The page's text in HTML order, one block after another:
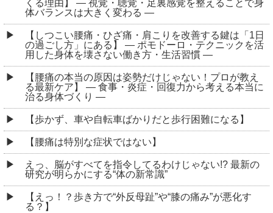
くる理由】 ― 視覚・聴覚・足裏感覚を整えることで身
体バランスは大きく変わる ―
【しつこい腰痛・ひざ痛・肩こりを改善する鍵は「1日
の過ごし方」にある】 ― ポモドーロ・テクニックを活
用した身体を壊さない働き方・生活習慣 ―
【腰痛の本当の原因は姿勢だけじゃない！プロが教え
る最新ケア】 ― 食事・炎症・回復力から考える本当に
治る身体づくり ―
【歩かず、車や自転車ばかりだと歩行困難になる】
【腰痛は特別な症状ではない】
えっ、脳がすべてを指令してるわけじゃない!? 最新の
研究が明らかにする“体の新常識”
【えっ！？歩き方で“外反母趾”や“膝の痛み”が悪化す
る？】